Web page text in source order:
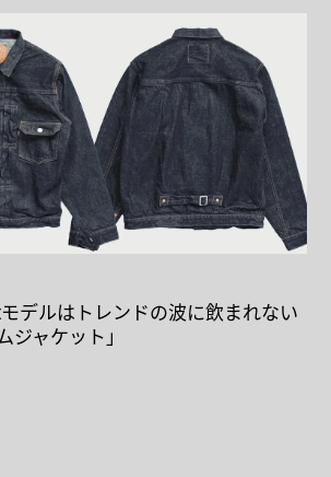
デルはトレンドの波に飲まれない
ジャケット」